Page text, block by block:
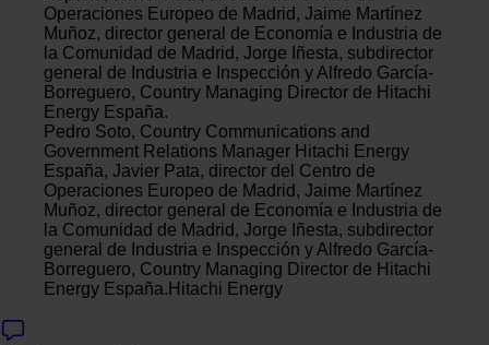
Pedro Soto, Country Communications and
Government Relations Manager Hitachi Energy
España, Javier Pata, director del Centro de
Operaciones Europeo de Madrid, Jaime Martínez
Muñoz, director general de Economía e Industria de
la Comunidad de Madrid, Jorge Iñesta, subdirector
general de Industria e Inspección y Alfredo García-
Borreguero, Country Managing Director de Hitachi
Energy España. Hitachi Energy